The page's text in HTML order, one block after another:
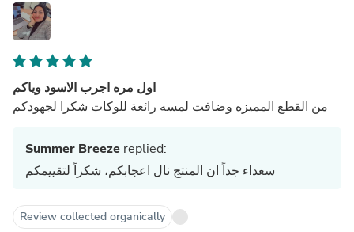
اول مره اجرب الاسود وياكم
من القطع المميزه وضافت لمسه رائعة للوكات شكرا لجهودكم
Summer Breeze replied:
سعداء جداً ان المنتج نال اعجابكم، شكراً لتقييمكم
Review collected organically